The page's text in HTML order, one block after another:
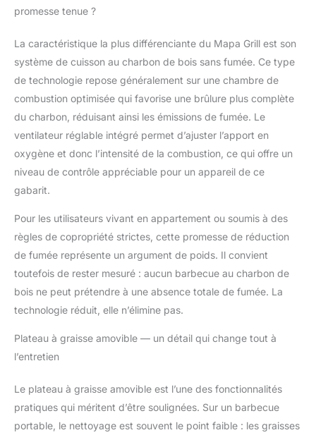
promesse tenue ?
La caractéristique la plus différenciante du Mapa Grill est son
système de cuisson au charbon de bois sans fumée. Ce type
de technologie repose généralement sur une chambre de
combustion optimisée qui favorise une brûlure plus complète
du charbon, réduisant ainsi les émissions de fumée. Le
ventilateur réglable intégré permet d’ajuster l’apport en
oxygène et donc l’intensité de la combustion, ce qui offre un
niveau de contrôle appréciable pour un appareil de ce
gabarit.
Pour les utilisateurs vivant en appartement ou soumis à des
règles de copropriété strictes, cette promesse de réduction
de fumée représente un argument de poids. Il convient
toutefois de rester mesuré : aucun barbecue au charbon de
bois ne peut prétendre à une absence totale de fumée. La
technologie réduit, elle n’élimine pas.
Plateau à graisse amovible — un détail qui change tout à
l’entretien
Le plateau à graisse amovible est l’une des fonctionnalités
pratiques qui méritent d’être soulignées. Sur un barbecue
portable, le nettoyage est souvent le point faible : les graisses